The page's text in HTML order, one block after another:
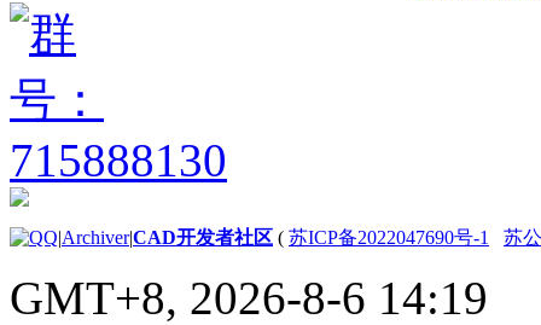
|Archiver|CAD开发者社区 ( 苏ICP备2022047690号-1 苏
GMT+8, 2026-8-6 14:19